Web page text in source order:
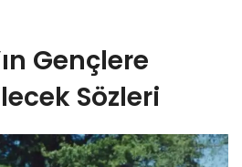
Gençlere
Sözleri